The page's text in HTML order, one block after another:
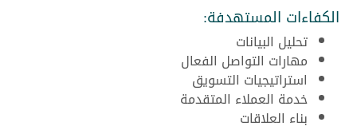
الكفاءات المستهدفة:
تحليل البيانات
مهارات التواصل الفعال
استراتيجيات التسويق
خدمة العملاء المتقدمة
بناء العلاقات